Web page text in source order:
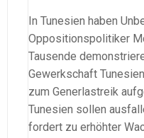
In Tunesien haben
Oppositionspolitiker
Tausende
Gewerkschaft
zum Generlastreik
Tunesien sollen
fordert zu erhöhter